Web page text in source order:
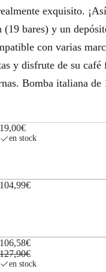
exquisito.
bares) y un
con varias
y disfrute de su café
Bomba italiana de
19,00€
en stock
104,99€
106,58€
en stock